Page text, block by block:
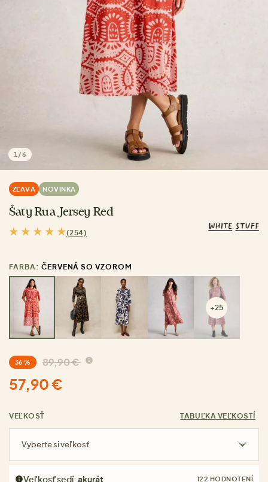
1 /6
ZĽAVA NOVINKA
Šaty Rua Jersey Red
(254)
FARBA: ČERVENÁ SO VZOROM
+25
36 % 89,90 €
57,90 €
VEĽKOSŤ TABUĽKA VEĽKOSTÍ
Vyberte si veľkosť
Veľkosť sedí:akurát 122 HODNOTENÍ